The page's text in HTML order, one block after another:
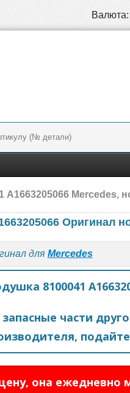
Валюта:
Mercedes,
Оригинал
для Mercedes
8100041
части
она ежедневно